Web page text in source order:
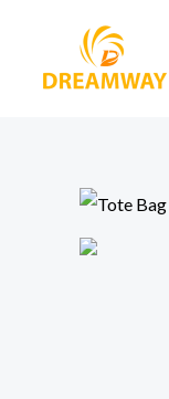
innehåll